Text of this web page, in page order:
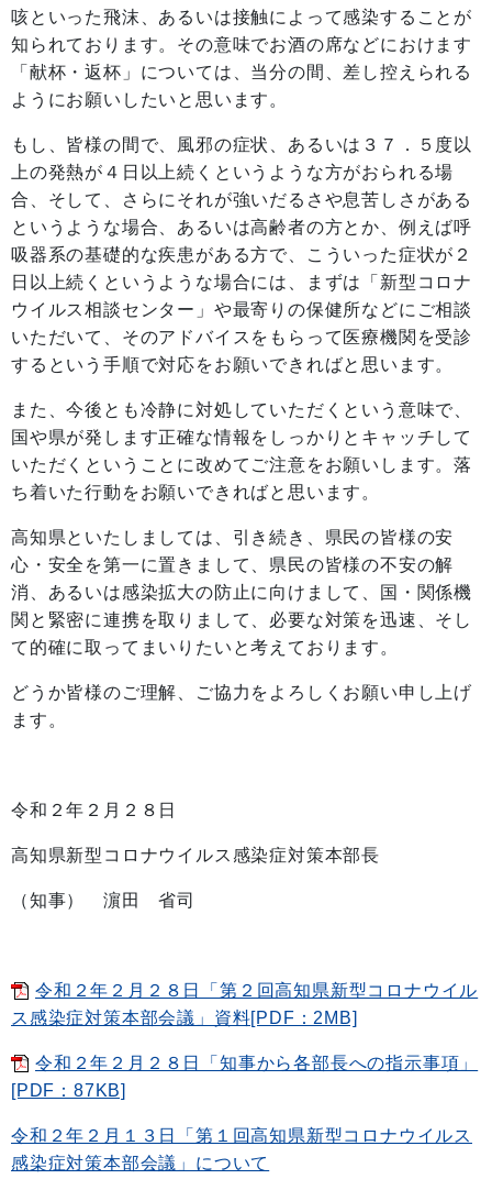
咳といった飛沫、あるいは接触によって感染することが
知られております。その意味でお酒の席などにおけます
「献杯・返杯」については、当分の間、差し控えられる
ようにお願いしたいと思います。
もし、皆様の間で、風邪の症状、あるいは３７．５度以
上の発熱が４日以上続くというような方がおられる場
合、そして、さらにそれが強いだるさや息苦しさがある
というような場合、あるいは高齢者の方とか、例えば呼
吸器系の基礎的な疾患がある方で、こういった症状が２
日以上続くというような場合には、まずは「新型コロナ
ウイルス相談センター」や最寄りの保健所などにご相談
いただいて、そのアドバイスをもらって医療機関を受診
するという手順で対応をお願いできればと思います。
また、今後とも冷静に対処していただくという意味で、
国や県が発します正確な情報をしっかりとキャッチして
いただくということに改めてご注意をお願いします。落
ち着いた行動をお願いできればと思います。
高知県といたしましては、引き続き、県民の皆様の安
心・安全を第一に置きまして、県民の皆様の不安の解
消、あるいは感染拡大の防止に向けまして、国・関係機
関と緊密に連携を取りまして、必要な対策を迅速、そし
て的確に取ってまいりたいと考えております。
どうか皆様のご理解、ご協力をよろしくお願い申し上げ
ます。
令和２年２月２８日
高知県新型コロナウイルス感染症対策本部長
（知事） 濵田 省司
令和２年２月２８日「第２回高知県新型コロナウイル
ス感染症対策本部会議」資料[PDF：2MB]
令和２年２月２８日「知事から各部長への指示事項」
[PDF：87KB]
令和２年２月１３日「第１回高知県新型コロナウイルス
感染症対策本部会議」について